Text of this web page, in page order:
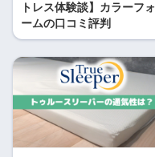
トレス体験談】カラーフォ
ームの口コミ評判